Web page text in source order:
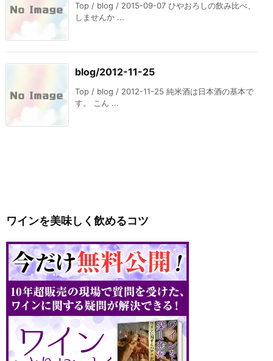
Top / blog / 2015-09-07 ひやおろしの飲み比べ、
しませんか ...
blog/2012-11-25
Top / blog / 2012-11-25 純米酒は日本酒の基本で
す。 こん ...
ワインを美味しく飲めるコツ